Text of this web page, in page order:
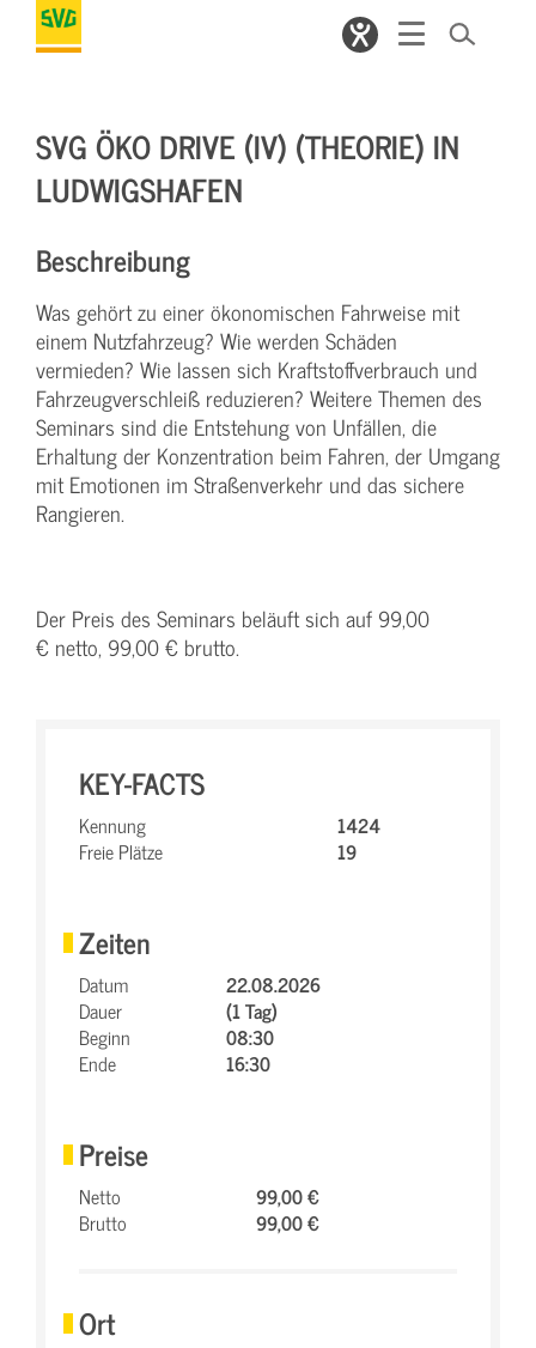
SVG ÖKO DRIVE (IV) (THEORIE) IN
LUDWIGSHAFEN
Beschreibung
Was gehört zu einer ökonomischen Fahrweise mit
einem Nutzfahrzeug? Wie werden Schäden
vermieden? Wie lassen sich Kraftstoffverbrauch und
Fahrzeugverschleiß reduzieren? Weitere Themen des
Seminars sind die Entstehung von Unfällen, die
Erhaltung der Konzentration beim Fahren, der Umgang
mit Emotionen im Straßenverkehr und das sichere
Rangieren.
Der Preis des Seminars beläuft sich auf 99,00
€ netto, 99,00 € brutto.
KEY-FACTS
Kennung
1424
Freie Plätze
19
Zeiten
Datum
22.08.2026
Dauer
(1 Tag)
Beginn
08:30
Ende
16:30
Preise
Netto
99,00 €
Brutto
99,00 €
Ort